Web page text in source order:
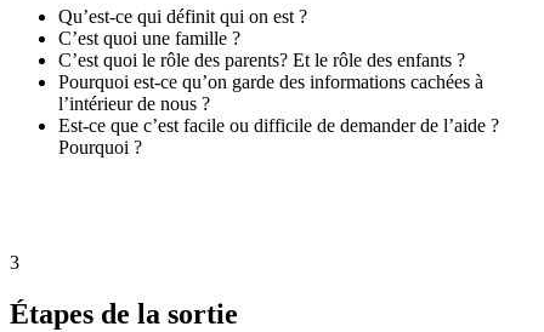
Qu’est-ce qui définit qui on est ?
C’est quoi une famille ?
C’est quoi le rôle des parents? Et le rôle des enfants ?
Pourquoi est-ce qu’on garde des informations cachées à
l’intérieur de nous ?
Est-ce que c’est facile ou difficile de demander de l’aide ?
Pourquoi ?
3
Étapes de la sortie